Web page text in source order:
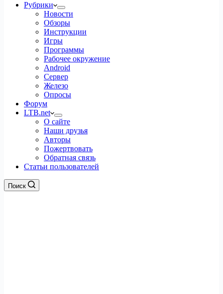
Рубрики
Новости
Обзоры
Инструкции
Игры
Программы
Рабочее окружение
Android
Сервер
Железо
Опросы
Форум
LTB.net
О сайте
Наши друзья
Авторы
Пожертвовать
Обратная связь
Статьи пользователей
Поиск